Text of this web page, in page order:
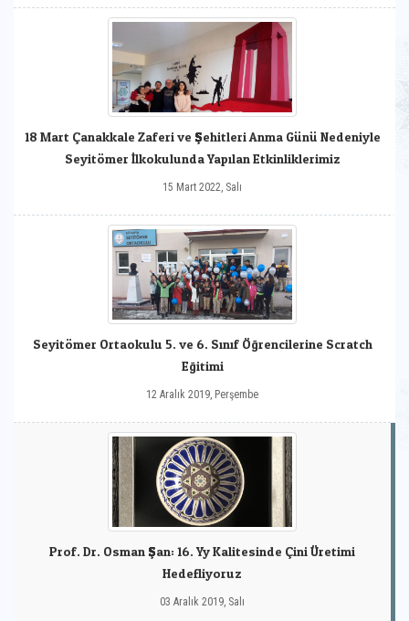
18 Mart Çanakkale Zaferi ve Şehitleri Anma Günü Nedeniyle
Seyitömer İlkokulunda Yapılan Etkinliklerimiz
15 Mart 2022, Salı
Seyitömer Ortaokulu 5. ve 6. Sınıf Öğrencilerine Scratch
Eğitimi
12 Aralık 2019, Perşembe
Prof. Dr. Osman Şan: 16. Yy Kalitesinde Çini Üretimi
Hedefliyoruz
03 Aralık 2019, Salı